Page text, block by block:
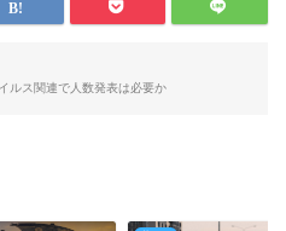
ルス関連で人数発表は必要か